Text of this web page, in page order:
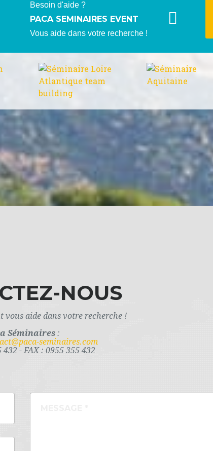
Besoin d'aide ?
PACA SEMINAIRES EVENT
Vous aide dans votre recherche !
NOUS
vous aide dans votre recherche !
Séminaires :
seminaires.com
432 - FAX : 0955 355 432